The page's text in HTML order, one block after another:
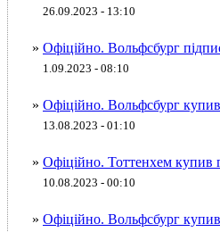
26.09.2023 - 13:10
» Офіційно. Вольфсбург
1.09.2023 - 08:10
» Офіційно. Вольфсбург
13.08.2023 - 01:10
» Офіційно. Тоттенхем
10.08.2023 - 00:10
» Офіційно. Вольфсбург